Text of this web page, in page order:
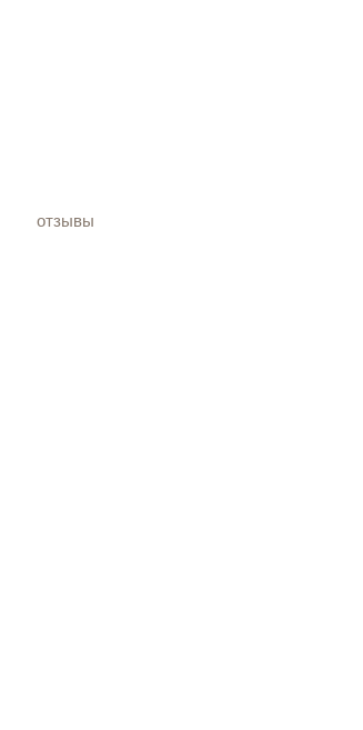
отзывы